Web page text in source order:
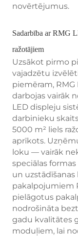
novērtējumus.
Sadarbība ar RMG
ražotājiem
Uzsākot pirmo
vajadzētu
piemēram, RMG
darbojas vairāk
LED displeju
darbinieku
5000 m² liels
aprīkots.
loku — vairāk
speciālas
un uzstādīšanas
pakalpojumiem
pielāgotus
nodrošināta
gadu kvalitātes
moduļiem, lai